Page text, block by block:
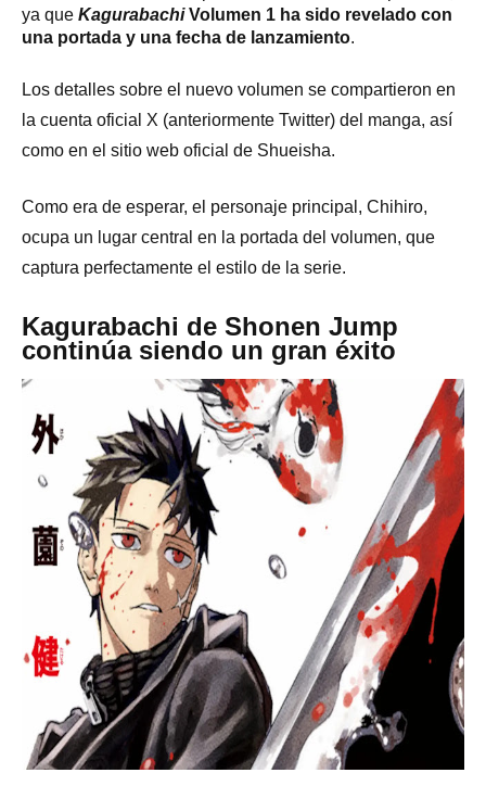
ya que KagurabachiVolumen 1 ha sido revelado con
una portada y una fecha de lanzamiento.
Los detalles sobre el nuevo volumen se compartieron en
la cuenta oficial X (anteriormente Twitter) del manga, así
como en el sitio web oficial de Shueisha.
Como era de esperar, el personaje principal, Chihiro,
ocupa un lugar central en la portada del volumen, que
captura perfectamente el estilo de la serie.
Kagurabachi de Shonen Jump
continúa siendo un gran éxito